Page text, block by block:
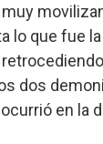
lo que fue
dos
en la